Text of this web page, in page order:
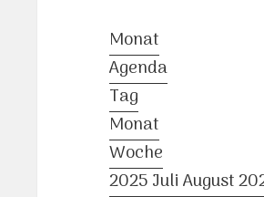
Monat
Agenda
Tag
Monat
Woche
2025JuliAugust